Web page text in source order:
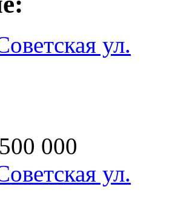
ул.
000
ул.